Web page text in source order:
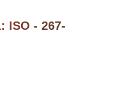
ISO - 267-